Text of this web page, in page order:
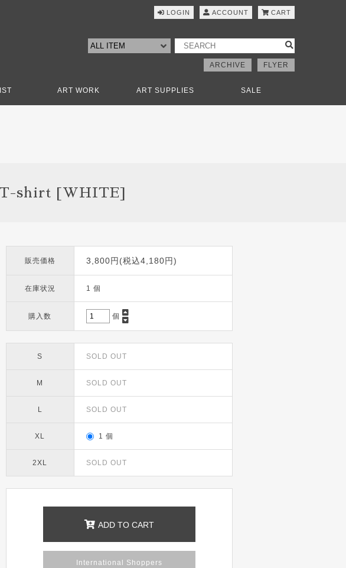
LOGIN ACCOUNT CART
ARCHIVE FLYER
ART WORK ART SUPPLIES SALE
shirt [WHITE]
販売価格 3,800円(税込4,180円)
在庫状況 1 個
購入数 個
S SOLD OUT
M SOLD OUT
L SOLD OUT
XL 1 個
2XL SOLD OUT
ADD TO CART
International Shoppers